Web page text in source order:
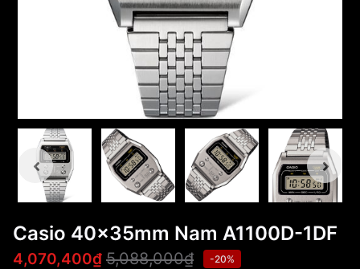
Casio 40x35mm Nam A1100D-1DF
4,070,400₫ 5,088,000₫ -20%